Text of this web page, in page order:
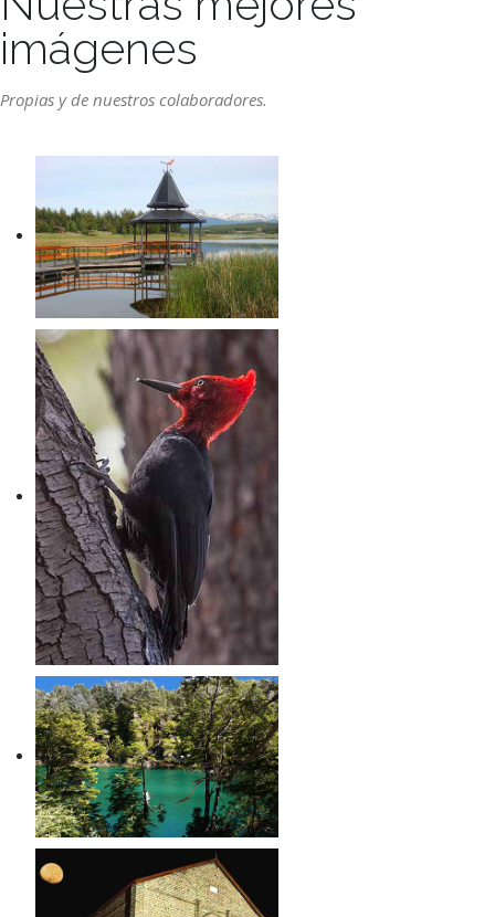
imágenes
Propias y de nuestros colaboradores.